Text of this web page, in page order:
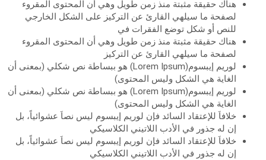
هناك حقيقة مثبتة منذ زمن طويل وهي أن المحتوى المقروء
لصفحة ما سيلهي القارئ عن التركيز على الشكل الخارجي
للنص أو شكل توضع الفقرات في
هناك حقيقة مثبتة منذ زمن طويل وهي أن المحتوى المقروء
لصفحة ما سيلهي القارئ عن التركيز
لوريم إيبسوم(Lorem Ipsum) هو ببساطة نص شكلي (بمعنى أن
الغاية هي الشكل وليس المحتوى)
لوريم إيبسوم(Lorem Ipsum) هو ببساطة نص شكلي (بمعنى أن
الغاية هي الشكل وليس المحتوى)
خلافاَ للإعتقاد السائد فإن لوريم إيبسوم ليس نصاَ عشوائياً، بل
إن له جذور في الأدب اللاتيني الكلاسيكي
خلافاَ للإعتقاد السائد فإن لوريم إيبسوم ليس نصاَ عشوائياً، بل
إن له جذور في الأدب اللاتيني الكلاسيكي